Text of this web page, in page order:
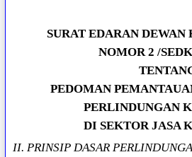
SURAT EDARAN
NOMOR 2 /
PEDOMAN
PERLINDUNGAN
DI SEKTOR JASA
II. PRINSIP DASAR